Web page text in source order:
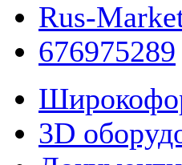
Rus-
676975289
3D